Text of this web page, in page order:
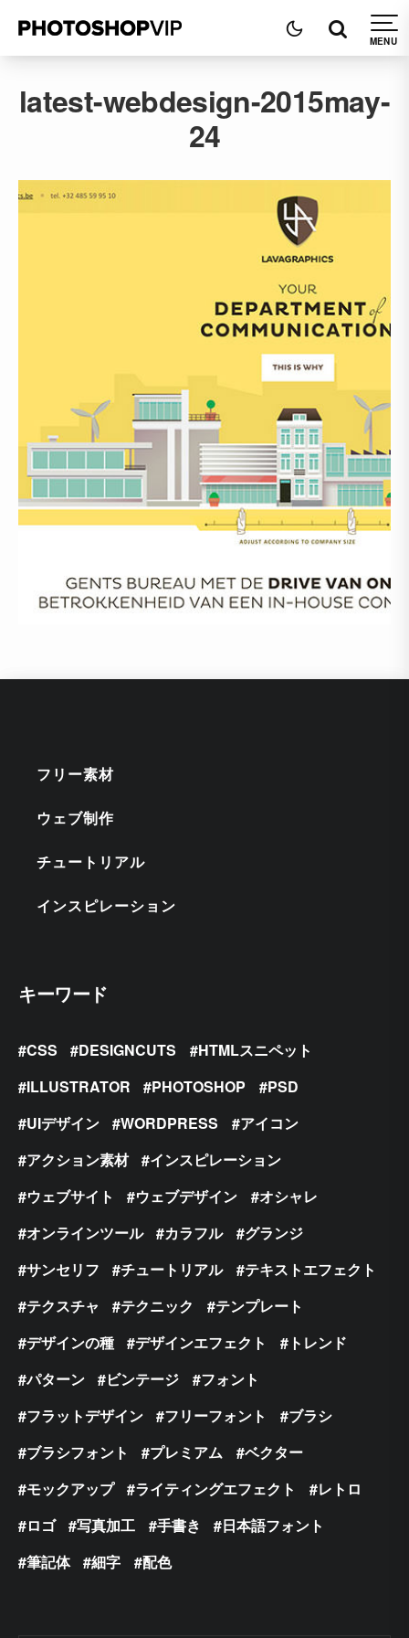
latest-webdesign-2015may-
24
フリー素材
ウェブ制作
チュートリアル
インスピレーション
キーワード
CSS DESIGNCUTS
HTMLスニペット
ILLUSTRATOR
PHOTOSHOP
PSD
UIデザイン
WORDPRESS
アイコン
アクション素材
インスピレーション
ウェブサイト
ウェブデザイン
オシャレ
オンラインツール
カラフル
グランジ
サンセリフ
チュートリアル
テキストエフェクト
テクスチャ
テクニック
テンプレート
デザインの種
デザインエフェクト
トレンド
パターン
ビンテージ
フォント
フラットデザイン
フリーフォント
ブラシ
ブラシフォント
プレミアム
ベクター
モックアップ
ライティングエフェクト
レトロ
ロゴ
写真加工 手書き
日本語フォント
筆記体
細字 配色